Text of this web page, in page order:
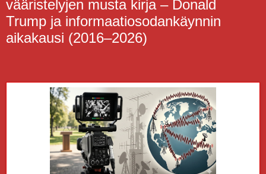
vääristelyjen musta kirja – Donald
Trump ja informaatiosodankäynnin
aikakausi (2016–2026)